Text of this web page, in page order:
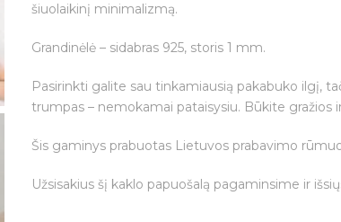
sidabrinis
kaklo
“ESSENTIAL”
šiuolaikinį minimalizmą.
Grandinėlė – sidabras 925, storis 1 mm.
Pasirinkti galite sau tinkamiausią pakabuko ilgį,
trumpas – nemokamai pataisysiu. Būkite gražios
Šis gaminys prabuotas Lietuvos prabavimo
Užsisakius šį kaklo papuošalą pagaminsime ir